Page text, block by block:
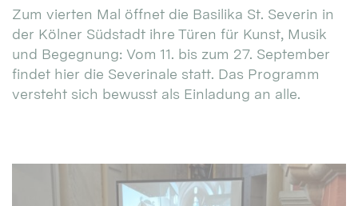
Zum vierten Mal öffnet die Basilika St. Severin in
der Kölner Südstadt ihre Türen für Kunst, Musik
und Begegnung: Vom 11. bis zum 27. September
findet hier die Severinale statt. Das Programm
versteht sich bewusst als Einladung an alle.